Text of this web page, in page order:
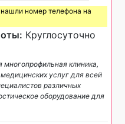
номер телефона на
Круглосуточно
клиника,
услуг для всей
различных
оборудование для